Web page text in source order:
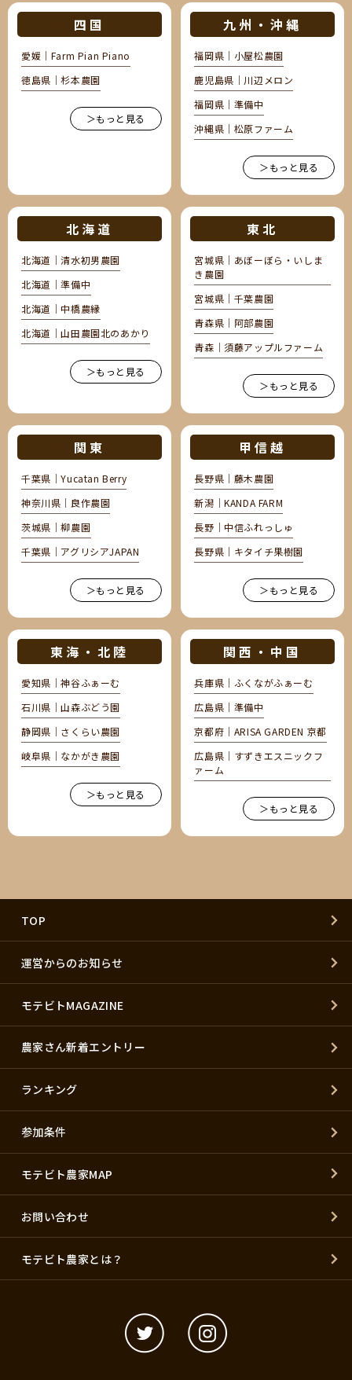
四国
愛媛｜Farm Pian Piano
徳島県｜杉本農園
＞もっと見る
九州・沖縄
福岡県｜小屋松農園
鹿児島県｜川辺メロン
福岡県｜準備中
沖縄県｜松原ファーム
＞もっと見る
北海道
北海道｜清水初男農園
北海道｜準備中
北海道｜中橋農縁
北海道｜山田農園北のあかり
＞もっと見る
東北
宮城県｜あぼーぼら・いしま
き農園
宮城県｜千葉農園
青森県｜阿部農園
青森｜須藤アップルファーム
＞もっと見る
関東
千葉県｜Yucatan Berry
神奈川県｜良作農園
茨城県｜柳農園
千葉県｜アグリシアJAPAN
＞もっと見る
甲信越
長野県｜藤木農園
新潟｜KANDA FARM
長野｜中信ふれっしゅ
長野県｜キタイチ果樹園
＞もっと見る
東海・北陸
愛知県｜神谷ふぁーむ
石川県｜山森ぶどう園
静岡県｜さくらい農園
岐阜県｜なかがき農園
＞もっと見る
関西・中国
兵庫県｜ふくながふぁーむ
広島県｜準備中
京都府｜ARISA GARDEN 京都
広島県｜すずきエスニックフ
ァーム
＞もっと見る
TOP
運営からのお知らせ
モテビトMAGAZINE
農家さん新着エントリー
ランキング
参加条件
モテビト農家MAP
お問い合わせ
モテビト農家とは？